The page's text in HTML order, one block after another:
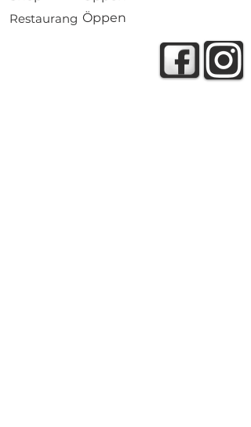
Restaurang Öppen